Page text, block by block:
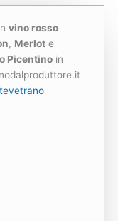
vino rosso
, Merlot e
Picentino in